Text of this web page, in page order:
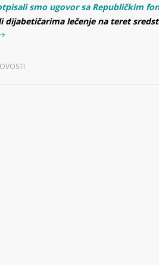
smo ugovor sa Republičkim
dijabetičarima lečenje na teret